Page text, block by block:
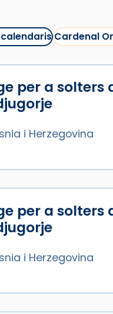
itual
IA
jove va fer
al papa
Cardenal
per a solters
i Herzegovina
per a solters
i Herzegovina